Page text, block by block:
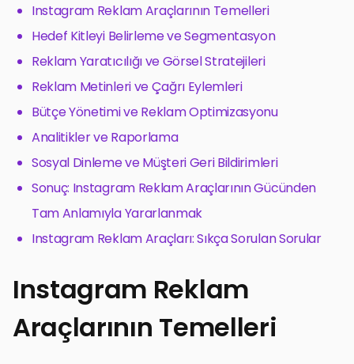
Instagram Reklam Araçlarının Temelleri
Hedef Kitleyi Belirleme ve Segmentasyon
Reklam Yaratıcılığı ve Görsel Stratejileri
Reklam Metinleri ve Çağrı Eylemleri
Bütçe Yönetimi ve Reklam Optimizasyonu
Analitikler ve Raporlama
Sosyal Dinleme ve Müşteri Geri Bildirimleri
Sonuç: Instagram Reklam Araçlarının Gücünden
Tam Anlamıyla Yararlanmak
Instagram Reklam Araçları: Sıkça Sorulan Sorular
Instagram Reklam
Araçlarının Temelleri